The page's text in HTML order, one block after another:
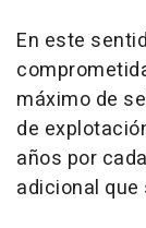
En este
máximo de
de
años por
adicional